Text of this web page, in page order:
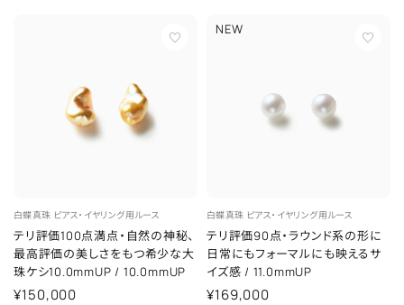
白蝶真珠 ピアス・イヤリング用ルース
テリ評価100点満点・自然の神秘、
最高評価の美しさをもつ希少な大
珠ケシ10.0mmUP / 10.0mmUP
¥150,000
白蝶真珠 ピアス・イヤリング用ルース
テリ評価90点・ラウンド系の形に
日常にもフォーマルにも映えるサ
イズ感 / 11.0mmUP
¥169,000
NEW